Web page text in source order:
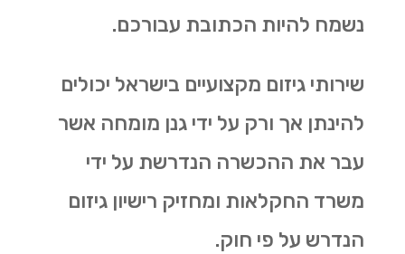
נשמח להיות הכתובת עבורכם.
שירותי גיזום מקצועיים בישראל יכולים
להינתן אך ורק על ידי גנן מומחה אשר
עבר את ההכשרה הנדרשת על ידי
משרד החקלאות ומחזיק רישיון גיזום
הנדרש על פי חוק.